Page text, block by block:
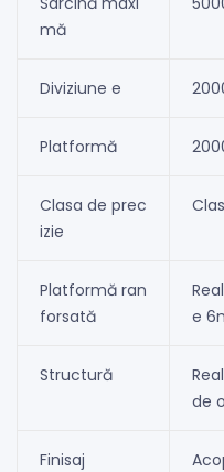
mă
Diviziune e
Platformă
Clasa de prec
izie
Platformă ran
forsată
e
Structură
de
Finisaj